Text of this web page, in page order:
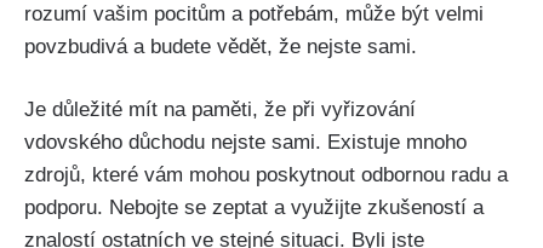
rozumí vašim pocitům a potřebám, může být velmi
povzbudivá a budete vědět, že nejste sami.
Je důležité mít na paměti, že při vyřizování
vdovského důchodu nejste sami. Existuje mnoho
zdrojů, které vám mohou poskytnout odbornou radu a
podporu. Nebojte se zeptat a využijte zkušeností a
znalostí ostatních ve stejné situaci. Byli jste